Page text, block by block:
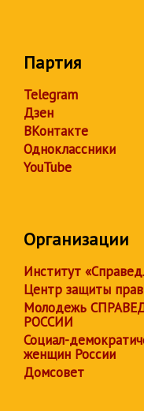
Партия
Telegram
Дзен
ВКонтакте
Одноклассники
YouTube
Организации
Институт
Центр защиты
Молодежь
РОССИИ
Социал-
женщин России
Домсовет